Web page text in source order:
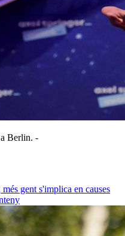
Berlin. -
gent s'implica en causes